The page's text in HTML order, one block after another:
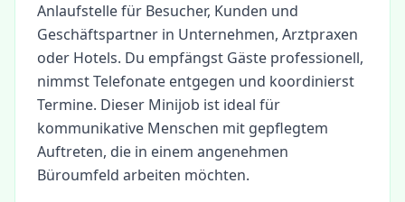
Anlaufstelle für Besucher, Kunden und
Geschäftspartner in Unternehmen, Arztpraxen
oder Hotels. Du empfängst Gäste professionell,
nimmst Telefonate entgegen und koordinierst
Termine. Dieser Minijob ist ideal für
kommunikative Menschen mit gepflegtem
Auftreten, die in einem angenehmen
Büroumfeld arbeiten möchten.